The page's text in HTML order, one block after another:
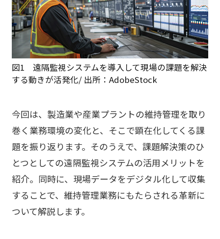
図1 遠隔監視システムを導入して現場の課題を解決
する動きが活発化/ 出所：AdobeStock
今回は、製造業や産業プラントの維持管理を取り
巻く業務環境の変化と、そこで顕在化してくる課
題を振り返ります。そのうえで、課題解決策のひ
とつとしての遠隔監視システムの活用メリットを
紹介。同時に、現場データをデジタル化して収集
することで、維持管理業務にもたらされる革新に
ついて解説します。